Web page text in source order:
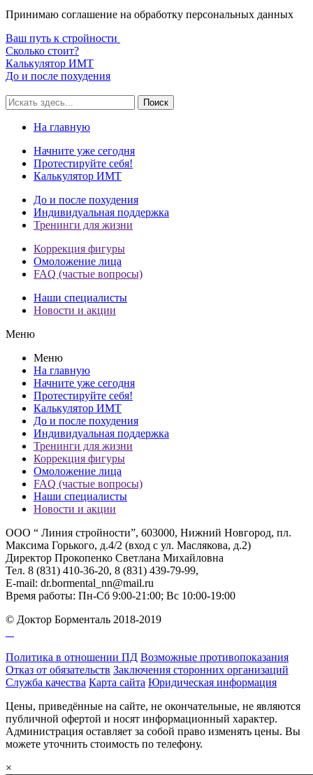
Принимаю соглашение на обработку персональных данных
Ваш путь к стройности
Сколько стоит?
Калькулятор ИМТ
До и после похудения
Поиск
На главную
Начните уже сегодня
Протестируйте себя!
Калькулятор ИМТ
До и после похудения
Индивидуальная поддержка
Тренинги для жизни
Коррекция фигуры
Омоложение лица
FAQ (частые вопросы)
Наши специалисты
Новости и акции
Меню
Меню
На главную
Начните уже сегодня
Протестируйте себя!
Калькулятор ИМТ
До и после похудения
Индивидуальная поддержка
Тренинги для жизни
Коррекция фигуры
Омоложение лица
FAQ (частые вопросы)
Наши специалисты
Новости и акции
ООО “ Линия стройности”, 603000, Нижний Новгород, пл.
Максима Горького, д.4/2 (вход с ул. Маслякова, д.2)
Директор Прокопенко Светлана Михайловна
Тел. 8 (831) 410-36-20, 8 (831) 439-79-99,
E-mail: dr.bormental_nn@mail.ru
Время работы: Пн-Сб 9:00-21:00; Вс 10:00-19:00
© Доктор Борменталь 2018-2019
Политика в отношении ПД Возможные противопоказания
Отказ от обязательств Заключения сторонних организаций
Служба качества Карта сайта Юридическая информация
Цены, приведённые на сайте, не окончательные, не являются
публичной офертой и носят информационный характер.
Администрация оставляет за собой право изменять цены. Вы
можете уточнить стоимость по телефону.
×